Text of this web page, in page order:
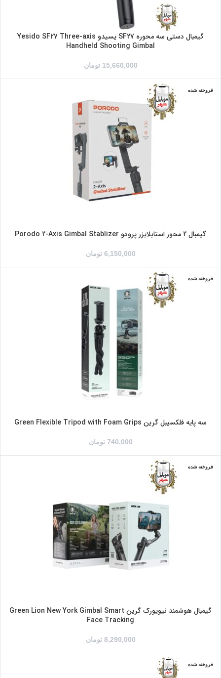
گیمبال دستی سه محوره SF27 یسیدو Yesido SF27 Three-axis
Handheld Shooting Gimbal
15,660,000 تومان
فروخته شده
گیمبال 2 محور استابلایزر پرودو Porodo 2-Axis Gimbal Stablizer
6,150,000 تومان
فروخته شده
سه پایه فلکسیبل گرین Green Flexible Tripod with Foam Grips
740,000 تومان
فروخته شده
گیمبال هوشمند نیویورک گرین Green Lion New York Gimbal Smart
Face Tracking
8,290,000 تومان
فروخته شده